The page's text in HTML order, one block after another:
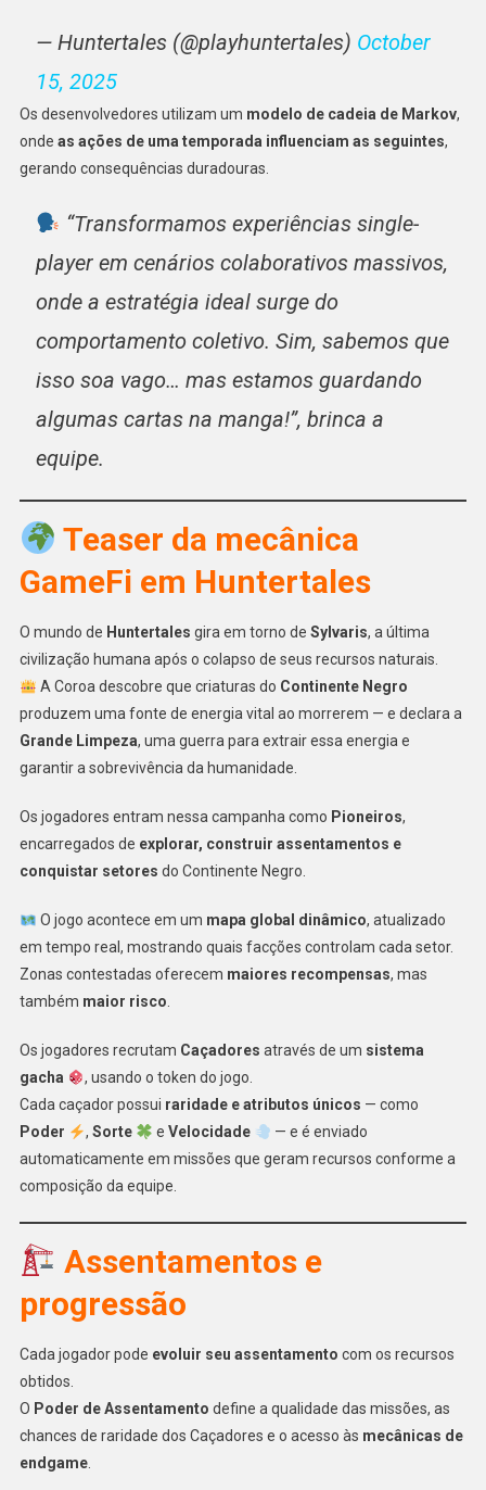
— Huntertales (@playhuntertales) October
15, 2025
Os desenvolvedores utilizam um modelo de cadeia de Markov,
onde as ações de uma temporada influenciam as seguintes,
gerando consequências duradouras.
“Transformamos experiências single-
player em cenários colaborativos massivos,
onde a estratégia ideal surge do
comportamento coletivo. Sim, sabemos que
isso soa vago… mas estamos guardando
algumas cartas na manga!”, brinca a
equipe.
Teaser da mecânica
GameFi em Huntertales
O mundo de Huntertales gira em torno de Sylvaris, a última
civilização humana após o colapso de seus recursos naturais.
A Coroa descobre que criaturas do Continente Negro
produzem uma fonte de energia vital ao morrerem — e declara a
Grande Limpeza, uma guerra para extrair essa energia e
garantir a sobrevivência da humanidade.
Os jogadores entram nessa campanha como Pioneiros,
encarregados de explorar, construir assentamentos e
conquistar setores do Continente Negro.
O jogo acontece em um mapa global dinâmico, atualizado
em tempo real, mostrando quais facções controlam cada setor.
Zonas contestadas oferecem maiores recompensas, mas
também maior risco.
Os jogadores recrutam Caçadores através de um sistema
gacha
, usando o token do jogo.
Cada caçador possui raridade e atributos únicos — como
Poder
, Sorte e Velocidade
— e é enviado
automaticamente em missões que geram recursos conforme a
composição da equipe.
Assentamentos e
progressão
Cada jogador pode evoluir seu assentamento com os recursos
obtidos.
O Poder de Assentamento define a qualidade das missões, as
chances de raridade dos Caçadores e o acesso às mecânicas de
endgame.